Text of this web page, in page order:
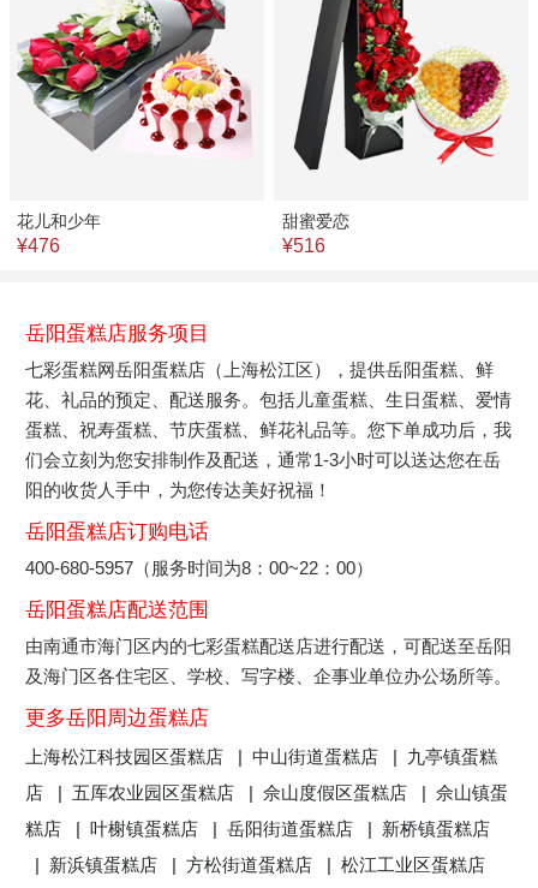
花儿和少年
¥476
甜蜜爱恋
¥516
岳阳蛋糕店服务项目
七彩蛋糕网岳阳蛋糕店（上海松江区），提供岳阳蛋糕、鲜
花、礼品的预定、配送服务。包括儿童蛋糕、生日蛋糕、爱情
蛋糕、祝寿蛋糕、节庆蛋糕、鲜花礼品等。您下单成功后，我
们会立刻为您安排制作及配送，通常1-3小时可以送达您在岳
阳的收货人手中，为您传达美好祝福！
岳阳蛋糕店订购电话
400-680-5957（服务时间为8：00~22：00）
岳阳蛋糕店配送范围
由南通市海门区内的七彩蛋糕配送店进行配送，可配送至岳阳
及海门区各住宅区、学校、写字楼、企事业单位办公场所等。
更多岳阳周边蛋糕店
上海松江科技园区蛋糕店 |中山街道蛋糕店 | 九亭镇蛋糕
店 | 五厍农业园区蛋糕店 |佘山度假区蛋糕店 |佘山镇蛋
糕店 |叶榭镇蛋糕店 |岳阳街道蛋糕店 | 新桥镇蛋糕店
| 新浜镇蛋糕店 |方松街道蛋糕店 |松江工业区蛋糕店